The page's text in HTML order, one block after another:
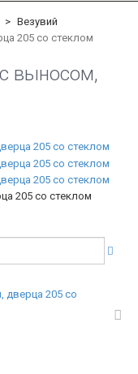
Везувий
205 со стеклом
выносом,
205 со стеклом
дверца 205 со